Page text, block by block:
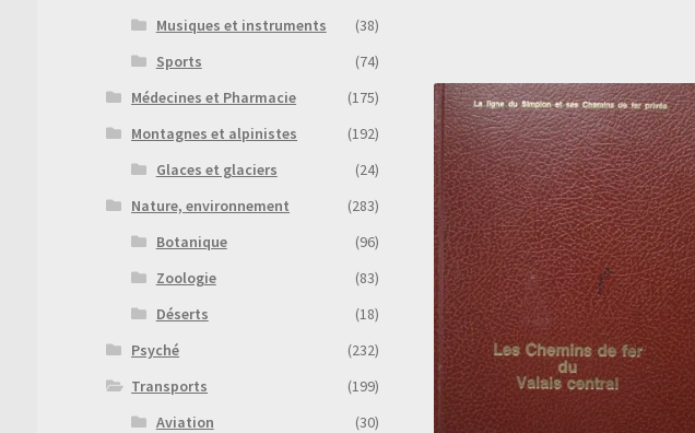
Musiques et instruments
(38)
Sports
(74)
Médecines et Pharmacie
(175)
Montagnes et alpinistes
(192)
Glaces et glaciers
(24)
Nature, environnement
(283)
Botanique
(96)
Zoologie
(83)
Déserts
(18)
Psyché
(232)
Transports
(199)
Aviation
(30)